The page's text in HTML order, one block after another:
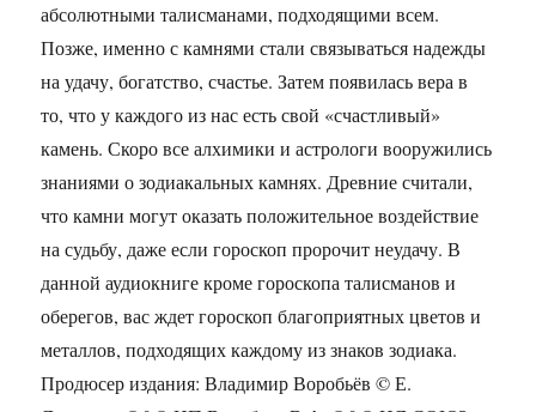
абсолютными талисманами, подходящими всем.
Позже, именно с камнями стали связываться надежды
на удачу, богатство, счастье. Затем появилась вера в
то, что у каждого из нас есть свой «счастливый»
камень. Скоро все алхимики и астрологи вооружились
знаниями о зодиакальных камнях. Древние считали,
что камни могут оказать положительное воздействие
на судьбу, даже если гороскоп пророчит неудачу. В
данной аудиокниге кроме гороскопа талисманов и
оберегов, вас ждет гороскоп благоприятных цветов и
металлов, подходящих каждому из знаков зодиака.
Продюсер издания: Владимир Воробьёв © Е.